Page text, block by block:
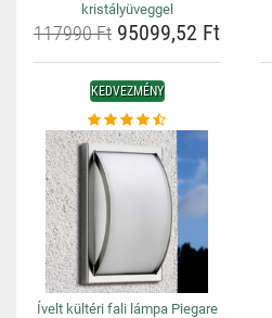
kristályüveggel
117990 Ft 95099,52 Ft
KEDVEZMÉNY
Ívelt kültéri fali lámpa Piegare